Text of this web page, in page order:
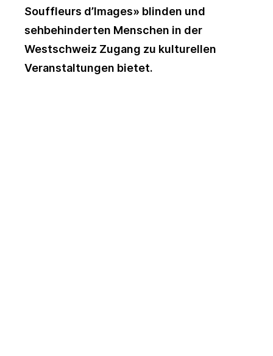
Souffleurs d’Images» blinden und
sehbehinderten Menschen in der
Westschweiz Zugang zu kulturellen
Veranstaltungen bietet.